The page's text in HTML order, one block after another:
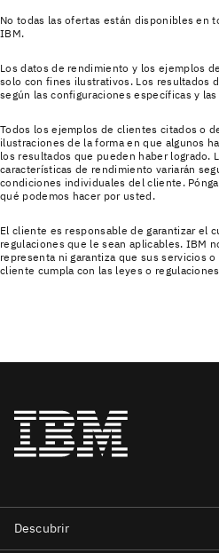
No todas las ofertas están disponibles en
IBM.
Los datos de rendimiento y los ejemplos
solo con fines ilustrativos. Los resultados
según las configuraciones específicas y
Todos los ejemplos de clientes citados o
ilustraciones de la forma en que algunos
los resultados que pueden haber logrado.
características de rendimiento variarán
condiciones individuales del cliente.
qué podemos hacer por usted.
El cliente es responsable de garantizar el
regulaciones que le sean aplicables. IBM
representa ni garantiza que sus servicios
cliente cumpla con las leyes o